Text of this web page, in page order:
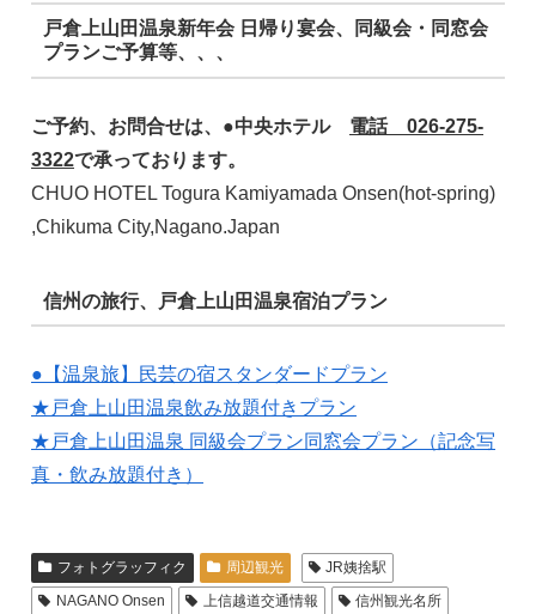
戸倉上山田温泉新年会 日帰り宴会、同級会・同窓会
プランご予算等、、、
ご予約、お問合せは、●中央ホテル 電話 026-275-
3322で承っております。
CHUO HOTEL Togura Kamiyamada Onsen(hot-spring)
,Chikuma City,Nagano.Japan
信州の旅行、戸倉上山田温泉宿泊プラン
●【温泉旅】民芸の宿スタンダードプラン
★戸倉上山田温泉飲み放題付きプラン
★戸倉上山田温泉 同級会プラン同窓会プラン（記念写
真・飲み放題付き）
フォトグラッフィク 周辺観光
JR姨捨駅
NAGANO Onsen
上信越道交通情報
信州観光名所